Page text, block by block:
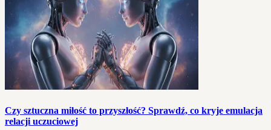
Czy sztuczna miłość to przyszłość? Sprawdź, co kryje emulacja
relacji uczuciowej